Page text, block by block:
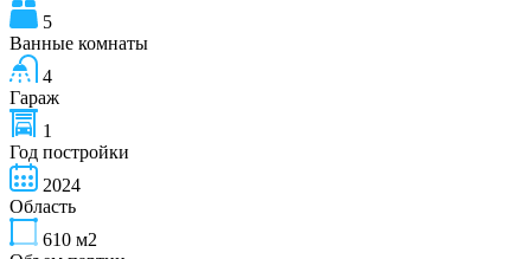
5
Ванные комнаты
4
Гараж
1
Год постройки
2024
Область
610 м2